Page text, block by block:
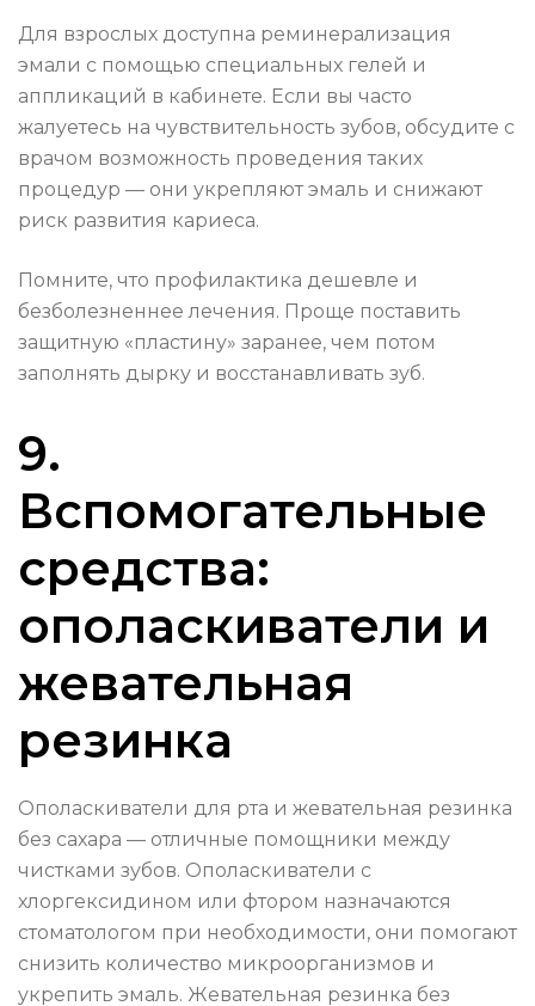
Для взрослых доступна реминерализация
эмали с помощью специальных гелей и
аппликаций в кабинете. Если вы часто
жалуетесь на чувствительность зубов, обсудите с
врачом возможность проведения таких
процедур — они укрепляют эмаль и снижают
риск развития кариеса.
Помните, что профилактика дешевле и
безболезненнее лечения. Проще поставить
защитную «пластину» заранее, чем потом
заполнять дырку и восстанавливать зуб.
9.
Вспомогательные
средства:
ополаскиватели и
жевательная
резинка
Ополаскиватели для рта и жевательная резинка
без сахара — отличные помощники между
чистками зубов. Ополаскиватели с
хлоргексидином или фтором назначаются
стоматологом при необходимости, они помогают
снизить количество микроорганизмов и
укрепить эмаль. Жевательная резинка без